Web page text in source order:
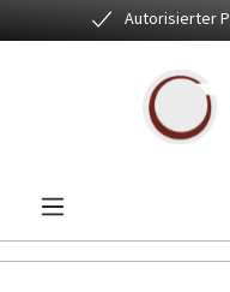
Zum Hauptinhalt springen
Autorisierter